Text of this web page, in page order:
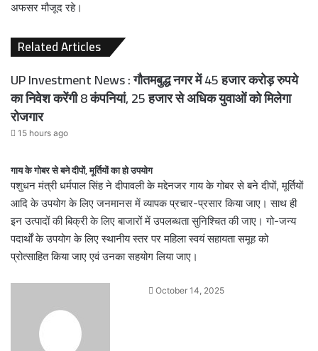
अफसर मौजूद रहे।
Related Articles
UP Investment News : गौतमबुद्ध नगर में 45 हजार करोड़ रुपये
का निवेश करेंगी 8 कंपनियां, 25 हजार से अधिक युवाओं को मिलेगा
रोजगार
15 hours ago
गाय के गोबर से बने दीपों, मूर्तियों का हो उपयोग
पशुधन मंत्री धर्मपाल सिंह ने दीपावली के मद्देनजर गाय के गोबर से बने दीपों, मूर्तियों
आदि के उपयोग के लिए जनमानस में व्यापक प्रचार-प्रसार किया जाए। साथ ही
इन उत्पादों की बिक्री के लिए बाजारों में उपलब्धता सुनिश्चित की जाए। गो-जन्य
पदार्थों के उपयोग के लिए स्थानीय स्तर पर महिला स्वयं सहायता समूह को
प्रोत्साहित किया जाए एवं उनका सहयोग लिया जाए।
SendOctober 14, 2025